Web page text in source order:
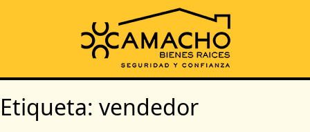
Etiqueta: vendedor